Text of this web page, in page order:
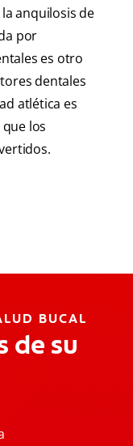
anquilosis de
por
es otro
dentales
atlética es
los
BUCAL
de su